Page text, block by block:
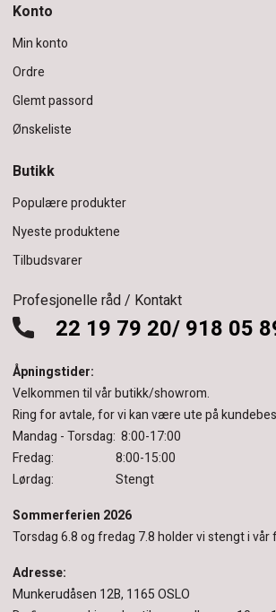
Konto
Min konto
Ordre
Glemt passord
Ønskeliste
Butikk
Populære produkter
Nyeste produktene
Tilbudsvarer
Profesjonelle råd / Kontakt
22 19 79 20/ 918 05
Åpningstider:
Velkommen til vår butikk/showrom.
Ring for avtale, for vi kan være ute på
Mandag - Torsdag: 8:00-17:00
Fredag: 8:00-15:00
Lørdag: Stengt
Sommerferien 2026
Torsdag 6.8 og fredag 7.8 holder vi stengt i vår
Adresse:
Munkerudåsen 12B, 1165 OSLO